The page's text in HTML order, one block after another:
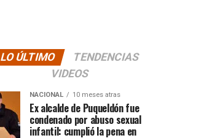
LO ÚLTIMO
TENDENCIAS
VIDEOS
NACIONAL 10 meses atras
Ex alcalde de Puqueldón fue
condenado por abuso sexual
infantil: cumplió la pena en